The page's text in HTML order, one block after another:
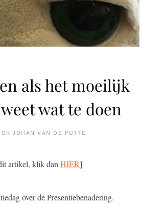
als het moeilijk
wat te doen
JOHAN VAN DE PUTTE
artikel, klik dan HIER]
over de Presentiebenadering.